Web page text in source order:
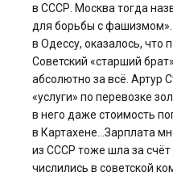
в СССР. Москва тогда
для борьбы с фашизмом».
в Одессу, оказалось, что
Советский «старший
абсолютно за всё. Артур
«услуги» по перевозке
в него даже стоимость
в Картахене…Зарплата
из СССР тоже шла за счёт
числились в советской